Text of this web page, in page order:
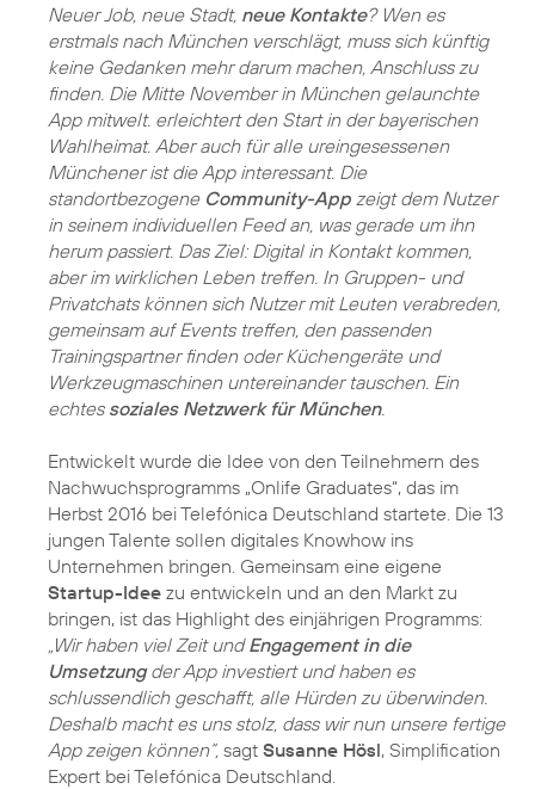
Neuer Job, neue Stadt, neue Kontakte? Wen es
erstmals nach München verschlägt, muss sich künftig
keine Gedanken mehr darum machen, Anschluss zu
finden. Die Mitte November in München gelaunchte
App mitwelt. erleichtert den Start in der bayerischen
Wahlheimat. Aber auch für alle ureingesessenen
Münchener ist die App interessant. Die
standortbezogene Community-App zeigt dem Nutzer
in seinem individuellen Feed an, was gerade um ihn
herum passiert. Das Ziel: Digital in Kontakt kommen,
aber im wirklichen Leben treffen. In Gruppen- und
Privatchats können sich Nutzer mit Leuten verabreden,
gemeinsam auf Events treffen, den passenden
Trainingspartner finden oder Küchengeräte und
Werkzeugmaschinen untereinander tauschen. Ein
echtes soziales Netzwerk für München.
Entwickelt wurde die Idee von den Teilnehmern des
Nachwuchsprogramms „Onlife Graduates“, das im
Herbst 2016 bei Telefónica Deutschland startete. Die 13
jungen Talente sollen digitales Knowhow ins
Unternehmen bringen. Gemeinsam eine eigene
Startup-Idee zu entwickeln und an den Markt zu
bringen, ist das Highlight des einjährigen Programms:
„Wir haben viel Zeit undEngagement in die
Umsetzungder App investiert und haben es
schlussendlich geschafft, alle Hürden zu überwinden.
Deshalb macht es uns stolz, dass wir nun unsere fertige
App zeigen können“, sagt Susanne Hösl, Simplification
Expert bei Telefónica Deutschland.